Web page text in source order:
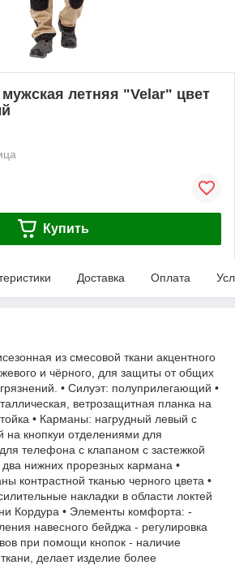
мужская летняя "Velar" цвет
Купить
Доставка Оплата
из смесовой ткани акцентного
и чёрного, для защиты от общих
• Силуэт: полуприлегающий •
ветрозащитная планка на
• Карманы: нагрудный левый с
на кнопкуи отделениями для
телефона с клапаном с застежкой
два нижних прорезных кармана •
контрастной тканью черного цвета •
накладки в области локтей
Кордура • Элементы комфорта: -
навесного бейджа - регулировка
при помощи кнопок - наличие
делает изделие более